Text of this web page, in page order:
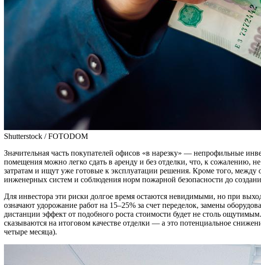
Shutterstock / FOTODOM
Значительная часть покупателей офисов «в нарезку» — непрофильные
помещения можно легко сдать в аренду и без отделки, что, к сожалению,
затратам и ищут уже готовые к эксплуатации решения. Кроме того,
инженерных систем и соблюдения норм пожарной безопасности до
Для инвестора эти риски долгое время остаются невидимыми, но при
означают удорожание работ на 15–25% за счет переделок, замены
дистанции эффект от подобного роста стоимости будет не столь
сказываются на итоговом качестве отделки — а это потенциальное
четыре месяца).